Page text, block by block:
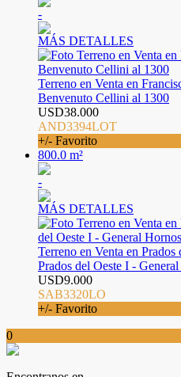
-
MÁS DETALLES
Terreno en Venta en
Benvenuto Cellini al 1300
USD38.000
AND3394LOT
+/- Favorito
800.0 m²
-
MÁS DETALLES
Terreno en Venta en
Prados del Oeste I -
USD9.000
SAB3320LO
+/- Favorito
0